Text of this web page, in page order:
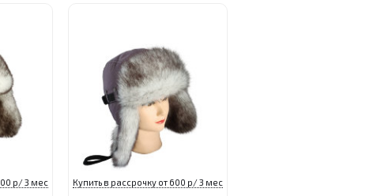
р/ 3 мес Купить в рассрочку от 600 р/ 3 мес